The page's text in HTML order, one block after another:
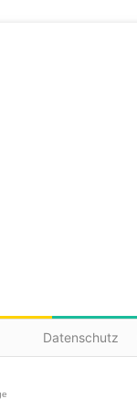
Datenschutz